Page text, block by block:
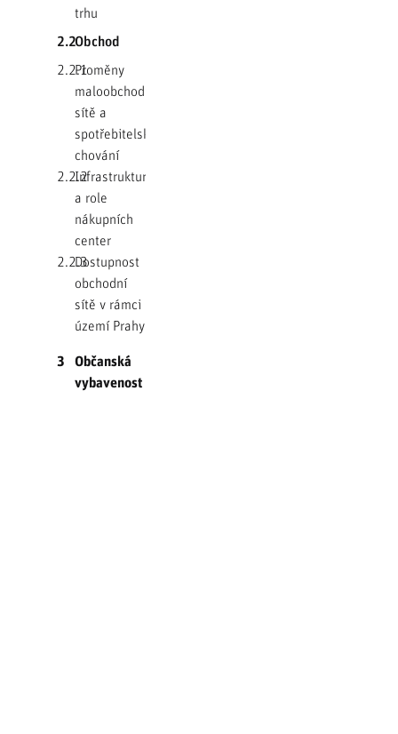
trhu
2.2Obchod
2.2.1Proměny
maloobchodní
sítě a
spotřebitelského
chování
2.2.2Infrastruktura
a role
nákupních
center
2.2.3Dostupnost
obchodní
sítě v rámci
území Prahy
3
Občanská
vybavenost